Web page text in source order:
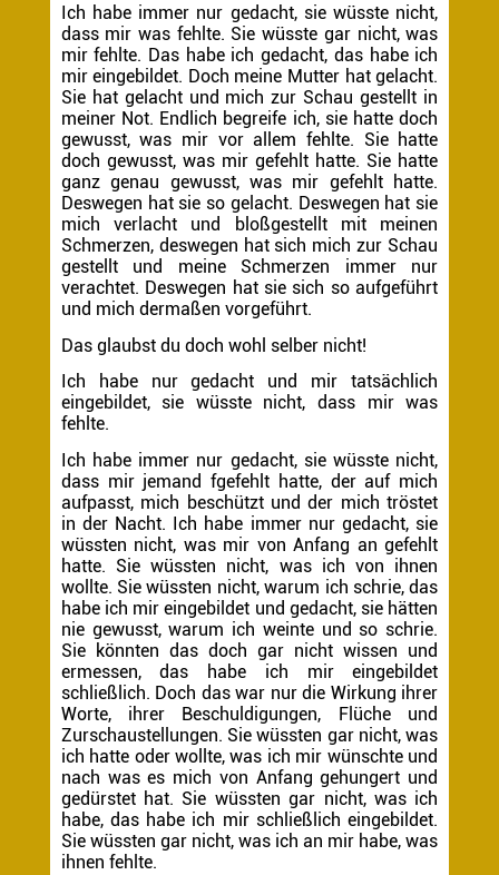
Ich habe immer nur gedacht, sie wüsste nicht,
dass mir was fehlte. Sie wüsste gar nicht, was
mir fehlte. Das habe ich gedacht, das habe ich
mir eingebildet. Doch meine Mutter hat gelacht.
Sie hat gelacht und mich zur Schau gestellt in
meiner Not. Endlich begreife ich, sie hatte doch
gewusst, was mir vor allem fehlte. Sie hatte
doch gewusst, was mir gefehlt hatte. Sie hatte
ganz genau gewusst, was mir gefehlt hatte.
Deswegen hat sie so gelacht. Deswegen hat sie
mich verlacht und bloßgestellt mit meinen
Schmerzen, deswegen hat sich mich zur Schau
gestellt und meine Schmerzen immer nur
verachtet. Deswegen hat sie sich so aufgeführt
und mich dermaßen vorgeführt.
Das glaubst du doch wohl selber nicht!
Ich habe nur gedacht und mir tatsächlich
eingebildet, sie wüsste nicht, dass mir was
fehlte.
Ich habe immer nur gedacht, sie wüsste nicht,
dass mir jemand fgefehlt hatte, der auf mich
aufpasst, mich beschützt und der mich tröstet
in der Nacht. Ich habe immer nur gedacht, sie
wüssten nicht, was mir von Anfang an gefehlt
hatte. Sie wüssten nicht, was ich von ihnen
wollte. Sie wüssten nicht, warum ich schrie, das
habe ich mir eingebildet und gedacht, sie hätten
nie gewusst, warum ich weinte und so schrie.
Sie könnten das doch gar nicht wissen und
ermessen, das habe ich mir eingebildet
schließlich. Doch das war nur die Wirkung ihrer
Worte, ihrer Beschuldigungen, Flüche und
Zurschaustellungen. Sie wüssten gar nicht, was
ich hatte oder wollte, was ich mir wünschte und
nach was es mich von Anfang gehungert und
gedürstet hat. Sie wüssten gar nicht, was ich
habe, das habe ich mir schließlich eingebildet.
Sie wüssten gar nicht, was ich an mir habe, was
ihnen fehlte.